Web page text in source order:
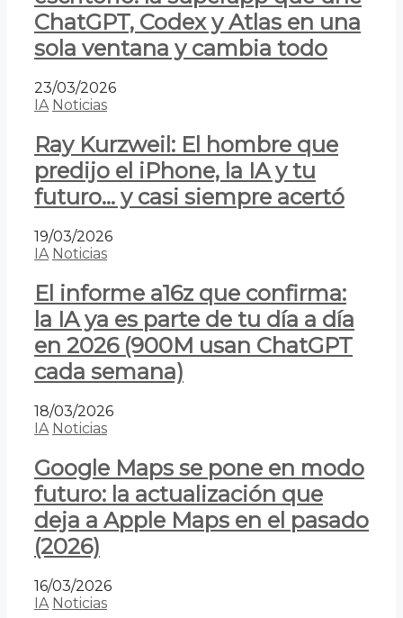
ChatGPT, Codex y Atlas en una
sola ventana y cambia todo
23/03/2026
IA Noticias
Ray Kurzweil: El hombre que
predijo el iPhone, la IA y tu
futuro… y casi siempre acertó
19/03/2026
IA Noticias
El informe a16z que confirma:
la IA ya es parte de tu día a día
en 2026 (900M usan ChatGPT
cada semana)
18/03/2026
IA Noticias
Google Maps se pone en modo
futuro: la actualización que
deja a Apple Maps en el pasado
(2026)
16/03/2026
IA Noticias